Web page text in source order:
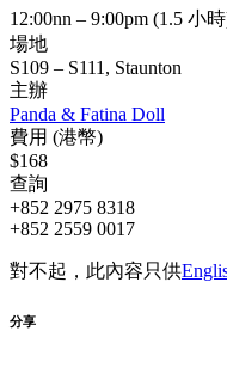
12:00nn – 9:00pm (1.5 小
場地
S109 – S111, Staunton
主辦
Panda & Fatina Doll
費用 (港幣)
$168
查詢
+852 2975 8318
+852 2559 0017
對不起，此內容只供
分享